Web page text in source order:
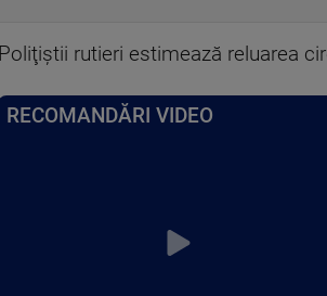
Poliţiştii rutieri estimează reluarea
RECOMANDĂRI VIDEO